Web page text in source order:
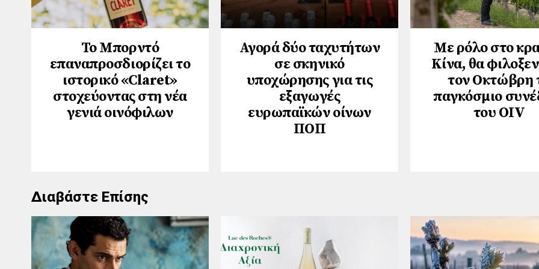
Το Μπορντό
επαναπροσδιορίζει το
ιστορικό «Claret»
στοχεύοντας στη νέα
γενιά οινόφιλων
Αγορά δύο ταχυτήτων
σε σκηνικό
υποχώρησης για τις
εξαγωγές
ευρωπαϊκών οίνων
ΠΟΠ
Με ρόλο στο
Κίνα, θα
τον Οκτώβρη
παγκόσμιο
του ΟΙV
Διαβάστε Επίσης